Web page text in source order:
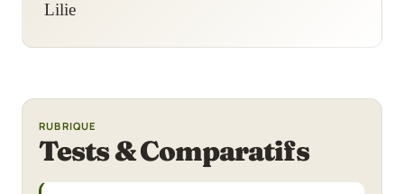
Lilie
RUBRIQUE
Tests & Comparatifs